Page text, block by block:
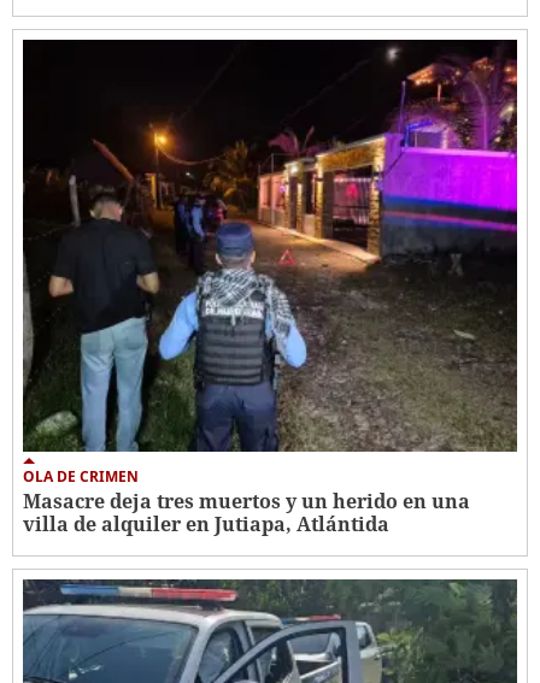
OLA DE CRIMEN
Masacre deja tres muertos y un herido en una
villa de alquiler en Jutiapa, Atlántida